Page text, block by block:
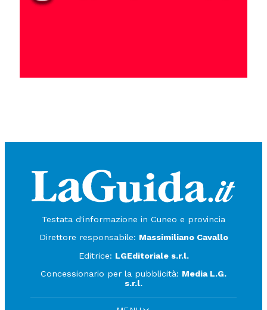
Testata d'informazione in Cuneo e provincia
Direttore responsabile: Massimiliano Cavallo
Editrice: LGEditoriale s.r.l.
Concessionario per la pubblicità: Media L.G.
s.r.l.